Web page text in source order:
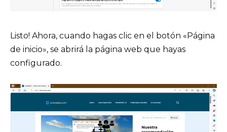
Listo! Ahora, cuando hagas clic en el botón «Página
de inicio», se abrirá la página web que hayas
configurado.